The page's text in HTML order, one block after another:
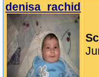
denisa_rachid